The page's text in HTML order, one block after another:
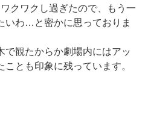
クワクし過ぎたので、もう一
いわ…と密かに思っておりま
で観たからか劇場内にはアッ
ことも印象に残っています。